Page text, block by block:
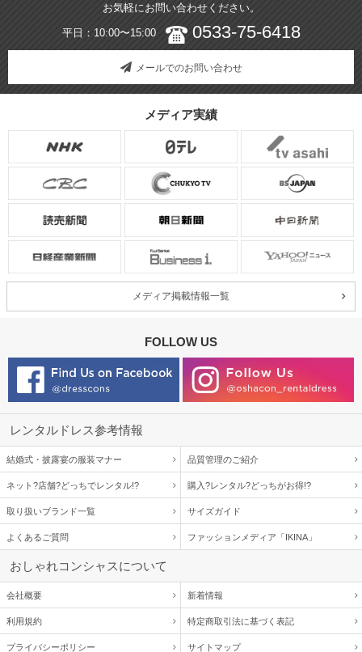
お気軽にお問い合わせください。
平日：10:00〜15:00 0533-75-6418
メールでのお問い合わせ
メディア実績
メディア掲載情報一覧
FOLLOW US
レンタルドレス参考情報
結婚式・披露宴の服装マナー 品質管理のご紹介
ネット?店舗?どっちでレンタル!? 購入?レンタル?どっちがお得!?
取り扱いブランド一覧 サイズガイド
よくあるご質問 ファッションメディア「IKINA」
おしゃれコンシャスについて
会社概要 新着情報
利用規約 特定商取引法に基づく表記
プライバシーポリシー サイトマップ